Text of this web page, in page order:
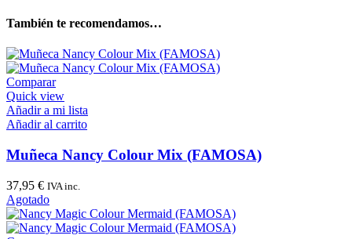
También te recomendamos…
Comparar
Quick view
Añadir a mi lista
Añadir al carrito
Muñeca Nancy Colour Mix (FAMOSA)
37,95 € IVA inc.
Agotado